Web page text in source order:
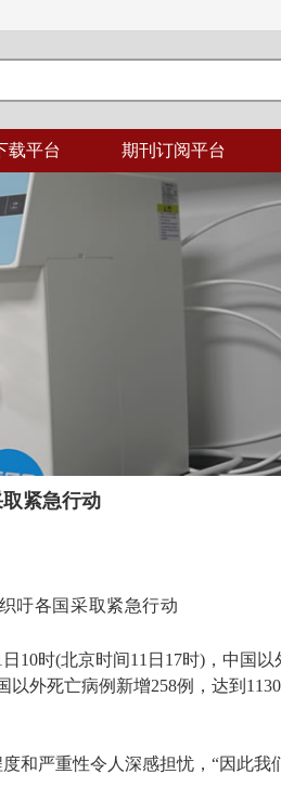
载平台 期刊订阅平台
紧急行动
吁各国采取紧急行动
10时(北京时间11日17时)，中国以
以外死亡病例新增258例，达到1130
和严重性令人深感担忧，“因此我